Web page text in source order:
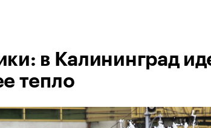
в Калининград
тепло